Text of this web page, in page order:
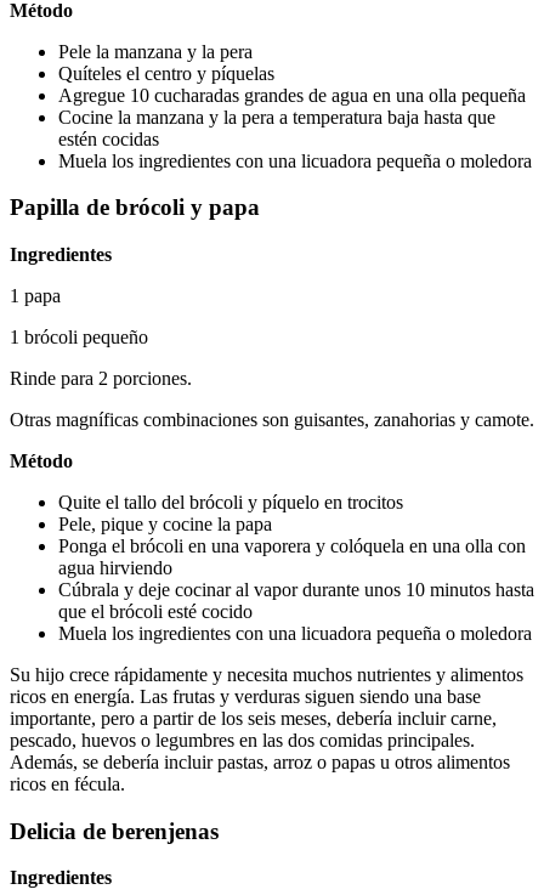
Método
Pele la manzana y la pera
Quíteles el centro y píquelas
Agregue 10 cucharadas grandes de agua en una olla pequeña
Cocine la manzana y la pera a temperatura baja hasta que
estén cocidas
Muela los ingredientes con una licuadora pequeña o moledora
Papilla de brócoli y papa
Ingredientes
1 papa
1 brócoli pequeño
Rinde para 2 porciones.
Otras magníficas combinaciones son guisantes, zanahorias y camote.
Método
Quite el tallo del brócoli y píquelo en trocitos
Pele, pique y cocine la papa
Ponga el brócoli en una vaporera y colóquela en una olla con
agua hirviendo
Cúbrala y deje cocinar al vapor durante unos 10 minutos hasta
que el brócoli esté cocido
Muela los ingredientes con una licuadora pequeña o moledora
Su hijo crece rápidamente y necesita muchos nutrientes y alimentos
ricos en energía. Las frutas y verduras siguen siendo una base
importante, pero a partir de los seis meses, debería incluir carne,
pescado, huevos o legumbres en las dos comidas principales.
Además, se debería incluir pastas, arroz o papas u otros alimentos
ricos en fécula.
Delicia de berenjenas
Ingredientes